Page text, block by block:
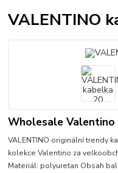
VALENTINO
Wholesale Valentino
VALENTINO originální trendy
kolekce Valentino za
Materiál: polyuretan Obsah